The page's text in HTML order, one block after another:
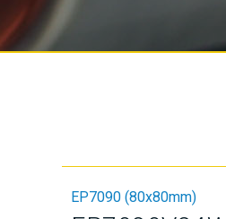
EP7090 (80x80mm)